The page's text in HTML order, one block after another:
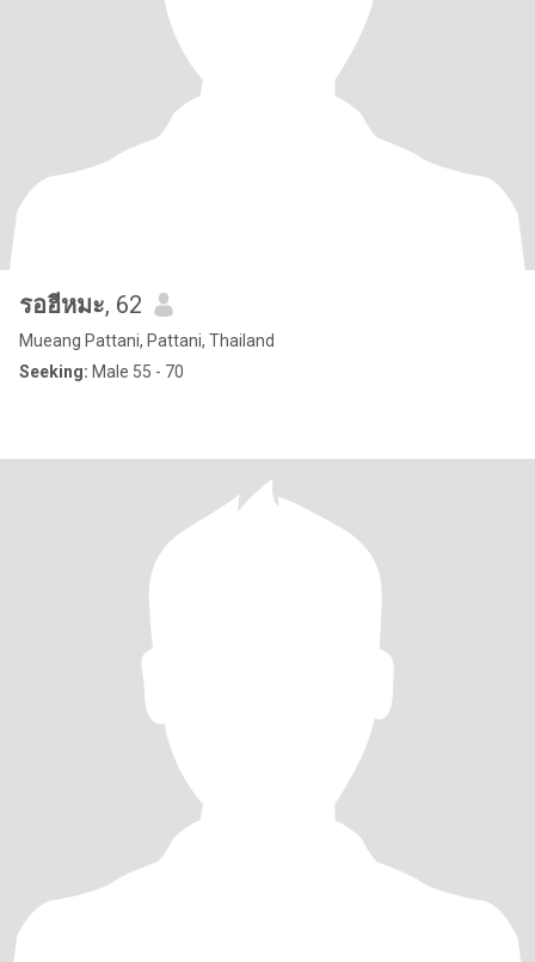
รอฮีหมะ, 62
Mueang Pattani, Pattani, Thailand
Seeking: Male 55 - 70